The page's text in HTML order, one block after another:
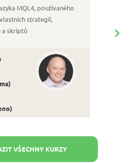
MQL4, používaného
strategií,
a skriptů
VŠECHNY KURZY